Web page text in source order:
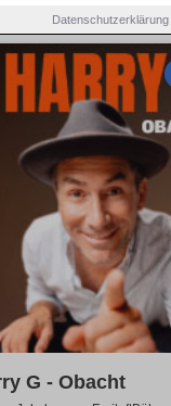
Datenschutzerklärung
G - Obacht